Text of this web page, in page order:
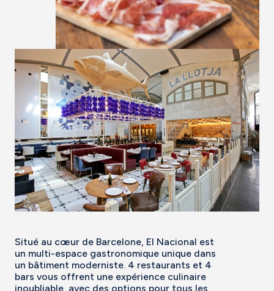
Situé au cœur de Barcelone, El Nacional est
un multi-espace gastronomique unique dans
un bâtiment moderniste. 4 restaurants et 4
bars vous offrent une expérience culinaire
inoubliable, avec des options pour tous les